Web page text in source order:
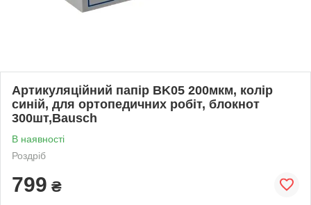
Артикуляційний папір BK05 200мкм, колір
синій, для ортопедичних робіт, блокнот
300шт,Bausch
В наявності
Роздріб
799 ₴